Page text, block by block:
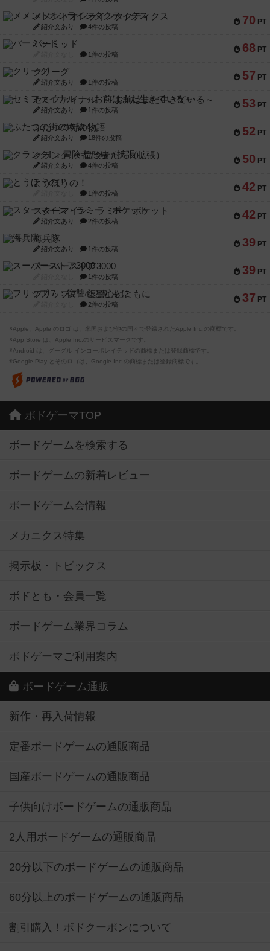
70 PT
メメントオンラインタクティクス
紹介文あり 4件の投稿
68 PT
パーミッド
1件の投稿
57 PT
クリーグ
紹介文あり 1件の投稿
53 PT
セミファイナル ～お前はまだ生きている～
紹介文あり 1件の投稿
52 PT
ふたつの街の物語
紹介文あり 18件の投稿
50 PT
クランク! ：冒険者たち（拡張）
紹介文あり 4件の投稿
42 PT
とうほうの！
1件の投稿
42 PT
スターマイン・ラミー ポケット
紹介文あり 2件の投稿
39 PT
海兵隊
紹介文あり 1件の投稿
39 PT
スーパーストア3000
1件の投稿
37 PT
フリップ７：復讐心とともに
2件の投稿
※Apple、Apple のロゴ は、米国および他の国々で登録されたApple Inc.の商標です。
※App Store は、Apple Inc.のサービスマークです。
※Android は、グーグル インコーポレイテッドの商標または登録商標です。
※Google Play とそのロゴは、Google Inc.の商標または登録商標です。
ボドゲーマTOP
ボードゲームを検索する
ボードゲームの新着レビュー
ボードゲーム会情報
メカニクス特集
掲示板・トピックス
ボドとも・会員一覧
ボードゲーム業界コラム
ボドゲーマご利用案内
ボードゲーム通販
新作・再入荷情報
定番ボードゲームの通販商品
国産ボードゲームの通販商品
子供向けボードゲームの通販商品
2人用ボードゲームの通販商品
20分以下のボードゲームの通販商品
60分以上のボードゲームの通販商品
割引購入！ボドクーポンについて